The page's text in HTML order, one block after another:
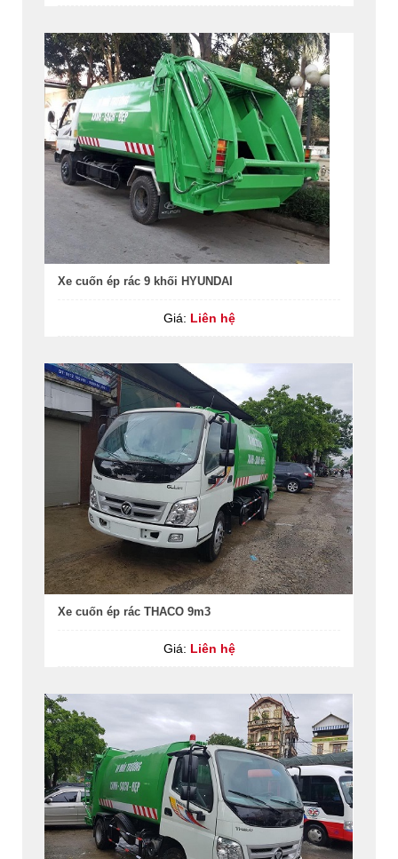
Xe cuốn ép rác 9 khối HYUNDAI
Giá: Liên hệ
Xe cuốn ép rác THACO 9m3
Giá: Liên hệ